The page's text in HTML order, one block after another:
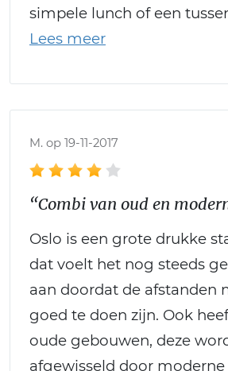
simpele lunch of een
M. op 19-11-2017
“Combi van oud en
Oslo is een grote drukke
dat voelt het nog steeds
aan doordat de afstanden
goed te doen zijn. Ook
oude gebouwen, deze
afgewisseld door